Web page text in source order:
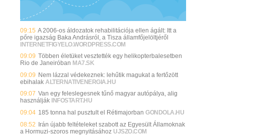
09:15 A 2006-os áldozatok rehabilitációja ellen ágált: Itt a
pőre igazság Baka Andrásról, a Tisza államfőjelöltjéről
INTERNETFIGYELO.WORDPRESS.COM
09:09 Többen életüket vesztették egy helikopterbalesetben
Rio de Janeiróban MA7.SK
09:09 Nem lázzal védekeznek: lehűtik magukat a fertőzött
ebihalak ALTERNATIVENERGIA.HU
09:07 Van egy feleslegesnek tűnő magyar autópálya, alig
használják INFOSTART.HU
09:04 185 tonna hal pusztult el Rétimajorban GONDOLA.HU
08:52 Irán újabb feltételeket szabott az Egyesült Államoknak
a Hormuzi-szoros megnyitásához UJSZO.COM